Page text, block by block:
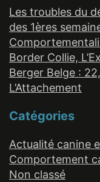
Les troubles du
des 1ères
Border Collie,
Berger Belge :
L’Attachement
Catégories
Actualité canine
Comportement
Non classé